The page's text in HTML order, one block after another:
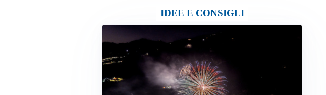
IDEE E CONSIGLI